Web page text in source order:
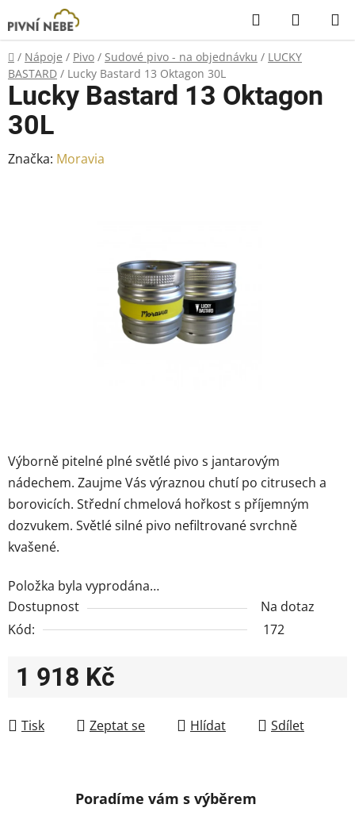
na
obsah
Hledat
KOŠÍK
Domů
/ Nápoje / Pivo / Sudové pivo - na objednávku / LUCKY
BASTARD / Lucky Bastard 13 Oktagon 30L
Výborně pitelné plné světlé pivo s jantarovým
nádechem. Zaujme Vás výraznou chutí po citrusech a
borovicích. Střední chmelová hořkost s příjemným
dozvukem. Světlé silné pivo nefiltrované svrchně
kvašené.
Položka byla vyprodána…
Dostupnost
Na dotaz
Kód:
172
1 918 Kč
Tisk
Zeptat se Hlídat Sdílet
Lucky Bastard 13 Oktagon
30L
Značka: Moravia
Poradíme vám s výběrem